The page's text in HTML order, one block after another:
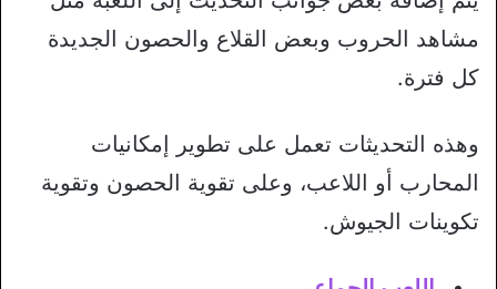
مشاهد الحروب وبعض القلاع والحصون الجديدة
كل فترة.
وهذه التحديثات تعمل على تطوير إمكانيات
المحارب أو اللاعب، وعلى تقوية الحصون وتقوية
تكوينات الجيوش.